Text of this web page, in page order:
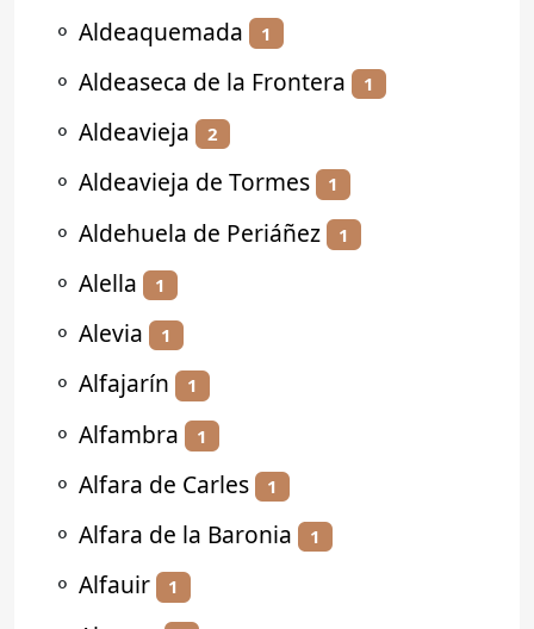
⚬ Aldeaquemada 1
⚬ Aldeaseca de la Frontera 1
⚬ Aldeavieja 2
⚬ Aldeavieja de Tormes 1
⚬ Aldehuela de Periáñez 1
⚬ Alella 1
⚬ Alevia 1
⚬ Alfajarín 1
⚬ Alfambra 1
⚬ Alfara de Carles 1
⚬ Alfara de la Baronia 1
⚬ Alfauir 1